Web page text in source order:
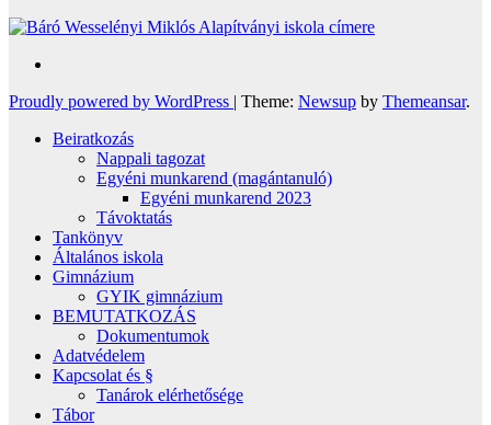
Proudly powered by WordPress | Theme: Newsup by Themeansar.
Beiratkozás
Nappali tagozat
Egyéni munkarend (magántanuló)
Egyéni munkarend 2023
Távoktatás
Tankönyv
Általános iskola
Gimnázium
GYIK gimnázium
BEMUTATKOZÁS
Dokumentumok
Adatvédelem
Kapcsolat és §
Tanárok elérhetősége
Tábor